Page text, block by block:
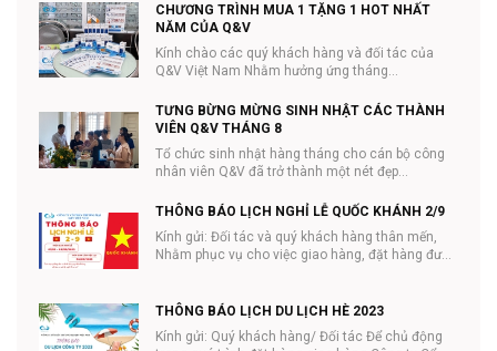
CHƯƠNG TRÌNH MUA 1 TẶNG 1 HOT NHẤT
NĂM CỦA Q&V
Kính chào các quý khách hàng và đối tác của
Q&V Việt Nam Nhằm hưởng ứng tháng
TƯNG BỪNG MỪNG SINH NHẬT CÁC THÀNH
VIÊN Q&V THÁNG 8
Tổ chức sinh nhật hàng tháng cho cán bộ công
nhân viên Q&V đã trở thành một nét đẹp...
THÔNG BÁO LỊCH NGHỈ LỄ QUỐC KHÁNH 2/9
Kính gửi: Đối tác và quý khách hàng thân mến,
Nhằm phục vụ cho việc giao hàng, đặt hàng được
THÔNG BÁO LỊCH DU LỊCH HÈ 2023
Kính gửi: Quý khách hàng/ Đối tác Để chủ động